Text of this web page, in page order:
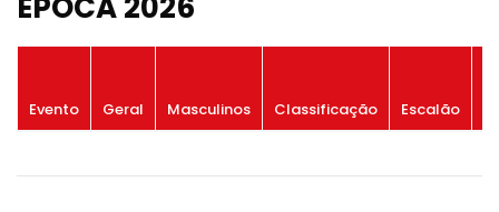
Evento Geral Masculinos Classificação Escalão